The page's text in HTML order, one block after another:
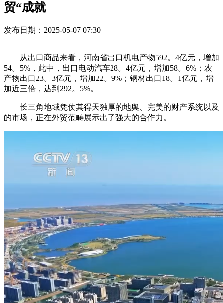
贸“成就
发布日期：2025-05-07 07:30
从出口商品来看，河南省出口机电产物592。4亿元，增加
54。5%，此中，出口电动汽车28。4亿元，增加58。6%；农
产物出口23。3亿元，增加22。9%；钢材出口18。1亿元，增
加近三倍，达到292。5%。
长三角地域凭仗其得天独厚的地舆、完美的财产系统以及
的市场，正在外贸范畴展示出了强大的合作力。